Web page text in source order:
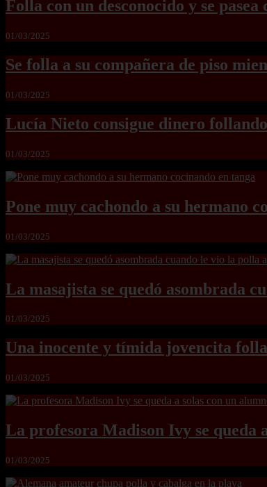
Folla con un desconocido y se pasea
01/03/2025
Se folla a su compañera de piso
01/03/2025
Lucía Nieto consigue dinero
01/03/2025
Pone muy cachondo a su hermano
01/03/2025
La masajista se quedó asombrada
01/03/2025
Una inocente y tímida jovencita
01/03/2025
La profesora Madison Ivy se queda
01/03/2025